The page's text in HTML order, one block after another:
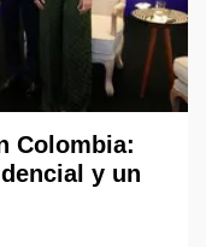
Colombia:
y un